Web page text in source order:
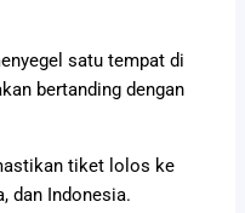
satu tempat di
bertanding dengan
tiket lolos ke
dan Indonesia.